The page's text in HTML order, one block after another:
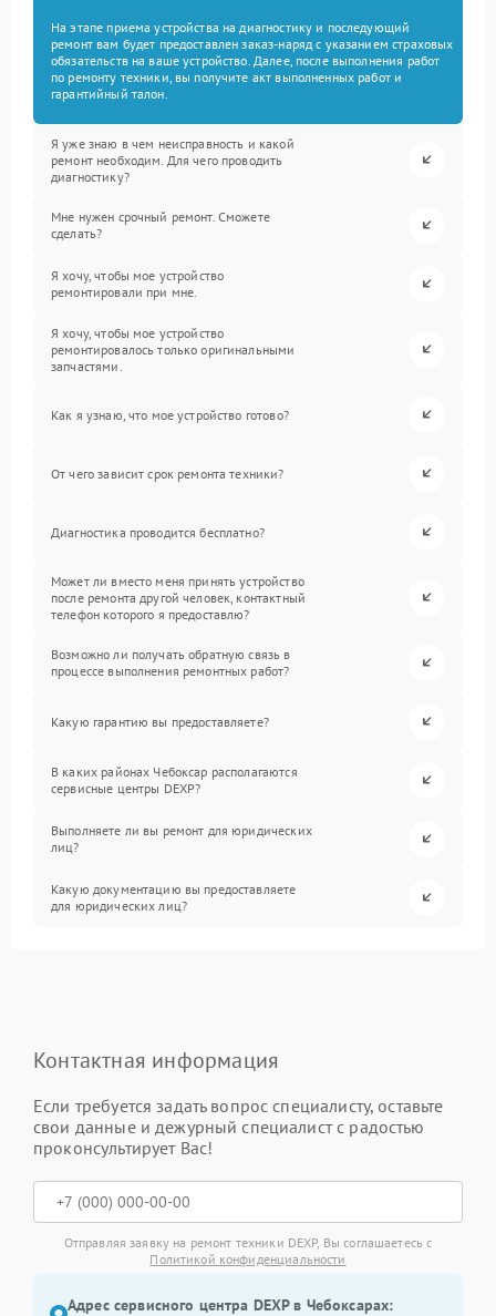
На этапе приема устройства на диагностику и последующий
ремонт вам будет предоставлен заказ-наряд с указанием страховых
обязательств на ваше устройство. Далее, после выполнения работ
по ремонту техники, вы получите акт выполненных работ и
гарантийный талон.
Я уже знаю в чем неисправность и какой
ремонт необходим. Для чего проводить
диагностику?
Мне нужен срочный ремонт. Сможете
сделать?
Я хочу, чтобы мое устройство
ремонтировали при мне.
Я хочу, чтобы мое устройство
ремонтировалось только оригинальными
запчастями.
Как я узнаю, что мое устройство готово?
От чего зависит срок ремонта техники?
Диагностика проводится бесплатно?
Может ли вместо меня принять устройство
после ремонта другой человек, контактный
телефон которого я предоставлю?
Возможно ли получать обратную связь в
процессе выполнения ремонтных работ?
Какую гарантию вы предоставляете?
В каких районах Чебоксар располагаются
сервисные центры DEXP?
Выполняете ли вы ремонт для юридических
лиц?
Какую документацию вы предоставляете
для юридических лиц?
Контактная информация
Если требуется задать вопрос специалисту, оставьте
свои данные и дежурный специалист с радостью
проконсультирует Вас!
Отправляя заявку на ремонт техники DEXP, Вы соглашаетесь с
Политикой конфиденциальности
Адрес сервисного центра DEXP в Чебоксарах: